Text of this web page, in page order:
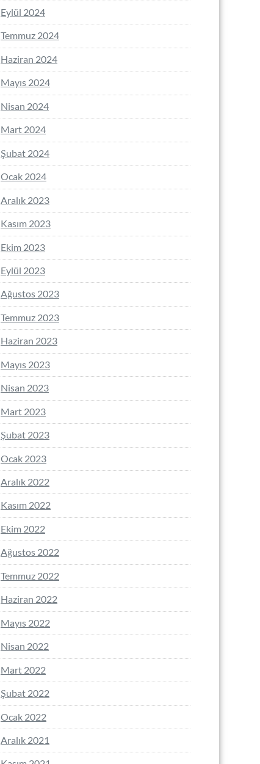
Eylül 2024
Temmuz 2024
Haziran 2024
Mayıs 2024
Nisan 2024
Mart 2024
Şubat 2024
Ocak 2024
Aralık 2023
Kasım 2023
Ekim 2023
Eylül 2023
Ağustos 2023
Temmuz 2023
Haziran 2023
Mayıs 2023
Nisan 2023
Mart 2023
Şubat 2023
Ocak 2023
Aralık 2022
Kasım 2022
Ekim 2022
Ağustos 2022
Temmuz 2022
Haziran 2022
Mayıs 2022
Nisan 2022
Mart 2022
Şubat 2022
Ocak 2022
Aralık 2021